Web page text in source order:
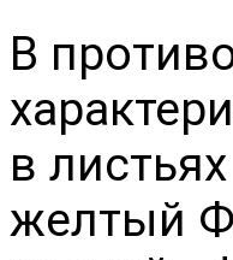
В
в
желтый